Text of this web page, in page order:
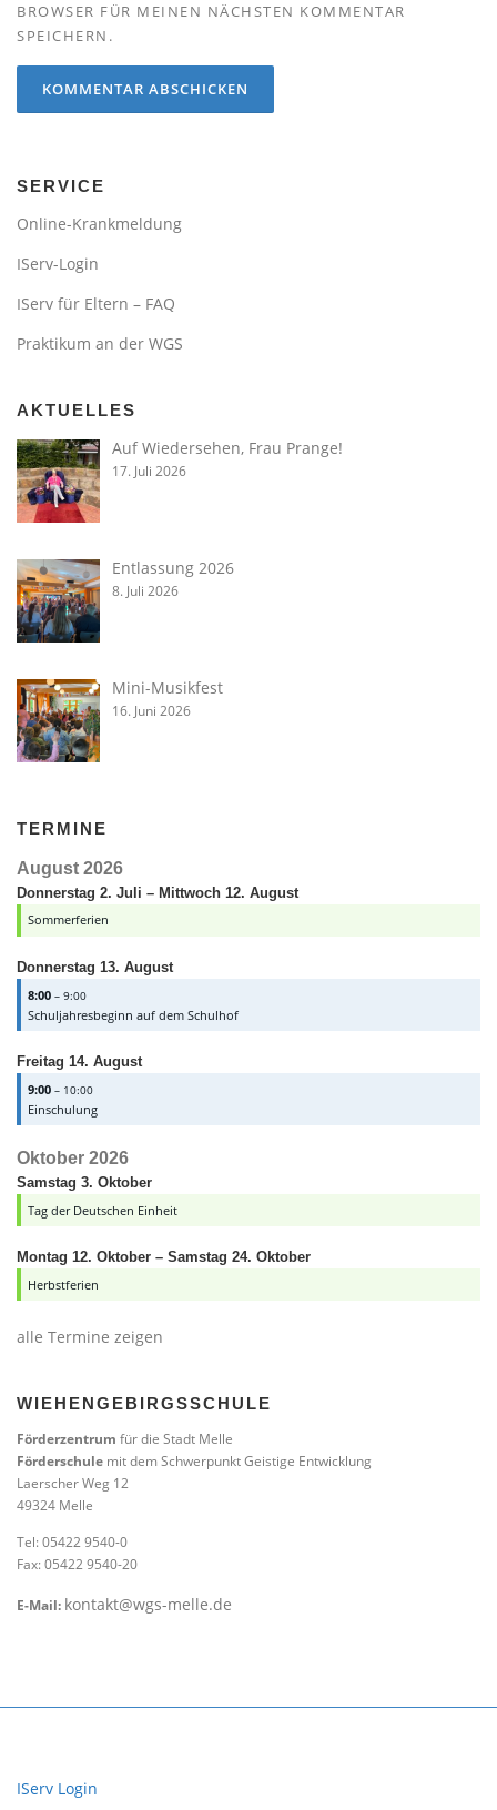
BROWSER FÜR MEINEN NÄCHSTEN KOMMENTAR
SPEICHERN.
SERVICE
Online-Krankmeldung
IServ-Login
IServ für Eltern – FAQ
Praktikum an der WGS
AKTUELLES
Auf Wiedersehen, Frau Prange!
17. Juli 2026
Entlassung 2026
8. Juli 2026
Mini-Musikfest
16. Juni 2026
TERMINE
August 2026
Donnerstag 2. Juli – Mittwoch 12. August
Sommerferien
Donnerstag 13. August
8:00 – 9:00
Schuljahresbeginn auf dem Schulhof
Freitag 14. August
9:00 – 10:00
Einschulung
Oktober 2026
Samstag 3. Oktober
Tag der Deutschen Einheit
Montag 12. Oktober – Samstag 24. Oktober
Herbstferien
alle Termine zeigen
WIEHENGEBIRGSSCHULE
Förderzentrum für die Stadt Melle
Förderschule mit dem Schwerpunkt Geistige Entwicklung
Laerscher Weg 12
49324 Melle
Tel: 05422 9540-0
Fax: 05422 9540-20
E-Mail: kontakt@wgs-melle.de
IServ Login